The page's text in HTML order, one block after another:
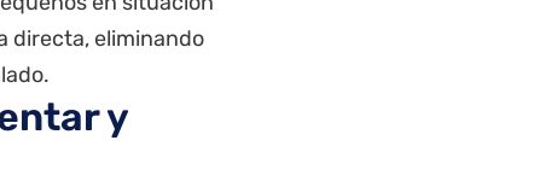
directa, eliminando
y